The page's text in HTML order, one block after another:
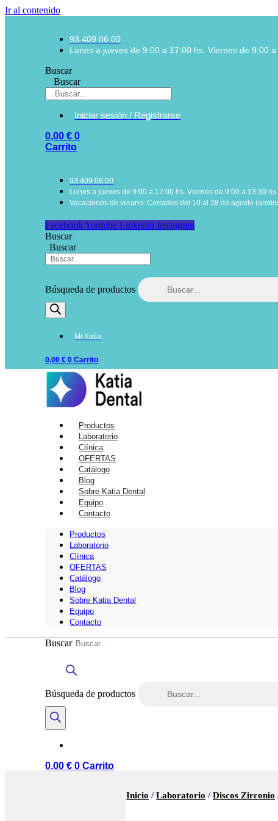
Ir al contenido
93 409 06 00
Lunes a jueves de 9:00 a 17:00 hs. Viernes de 9:00
Buscar
Buscar
Iniciar sesión / Registrarse
0,00€ 0
Carrito
93 409 06 00
Lunes a jueves de 9:00 a 17:00 hs. Viernes de 9:00 a 13:30 hs.
Vacaciones de verano: Cerrados del 10 al 28 de agosto
Facebook Youtube Linkedin Instagram
Buscar
Buscar
Búsqueda de productos
Mi Katia
0,00€ 0 Carrito
Productos
Laboratorio
Clínica
OFERTAS
Catálogo
Blog
Sobre Katia Dental
Equipo
Contacto
Productos
Laboratorio
Clínica
OFERTAS
Catálogo
Blog
Sobre Katia Dental
Equipo
Contacto
Buscar
Búsqueda de productos
0,00€ 0 Carrito
Inicio /Laboratorio /Discos Zirconio